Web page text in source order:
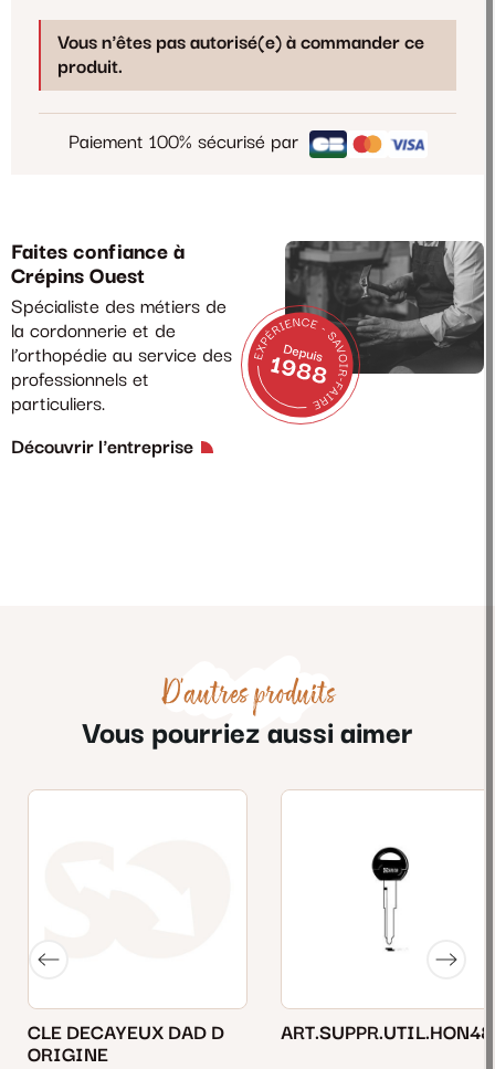
Vous n'êtes pas autorisé(e) à commander ce
produit.
Paiement 100% sécurisé par
Faites confiance à
Crépins Ouest
Spécialiste des métiers de
la cordonnerie et de
l’orthopédie au service des
professionnels et
particuliers.
Découvrir l'entreprise
D'autres produits
Vous pourriez aussi aimer
CLE DECAYEUX DAD D
ORIGINE